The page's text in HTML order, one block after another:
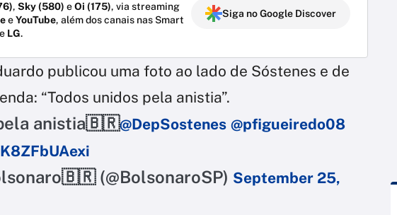
, Sky (580) eOi (175), via streaming
eYouTube, além dos canais nas Smart
e LG.
Siga no Google Discover
publicou uma foto ao lado de Sóstenes e de
“Todos unidos pela anistia”.
anistia🇧🇷@DepSostenes @pfigueiredo08
(@BolsonaroSP) September 25,